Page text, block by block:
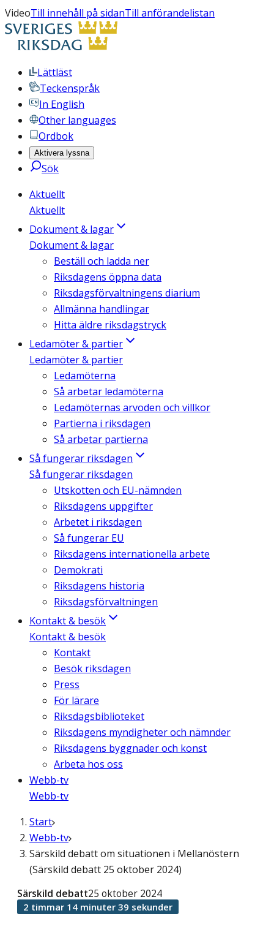
VideoTill innehåll på sidanTill anförandelistan
Lättläst
Teckenspråk
In English
Other languages
Ordbok
Aktivera lyssna
Sök
Aktuellt
Aktuellt
Dokument & lagar
Dokument & lagar
Beställ och ladda ner
Riksdagens öppna data
Riksdagsförvaltningens diarium
Allmänna handlingar
Hitta äldre riksdagstryck
Ledamöter & partier
Ledamöter & partier
Ledamöterna
Så arbetar ledamöterna
Ledamöternas arvoden och villkor
Partierna i riksdagen
Så arbetar partierna
Så fungerar riksdagen
Så fungerar riksdagen
Utskotten och EU-nämnden
Riksdagens uppgifter
Arbetet i riksdagen
Så fungerar EU
Riksdagens internationella arbete
Demokrati
Riksdagens historia
Riksdagsförvaltningen
Kontakt & besök
Kontakt & besök
Kontakt
Besök riksdagen
Press
För lärare
Riksdagsbiblioteket
Riksdagens myndigheter och nämnder
Riksdagens byggnader och konst
Arbeta hos oss
Webb-tv
Webb-tv
Start
Webb-tv
Särskild debatt om situationen i Mellanöstern
(Särskild debatt 25 oktober 2024)
Särskild debatt25 oktober 2024
2 timmar 14 minuter 39 sekunder